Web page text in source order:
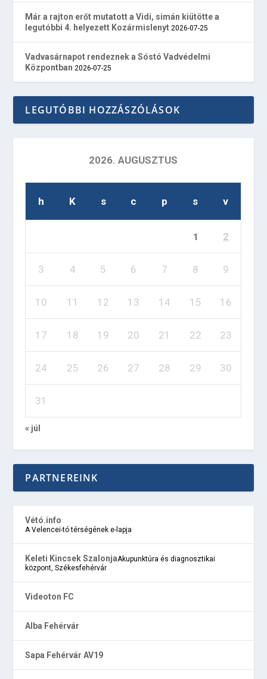
Már a rajton erőt mutatott a Vidi, simán kiütötte a
legutóbbi 4. helyezett Kozármislenyt 2026-07-25
Vadvasárnapot rendeznek a Sóstó Vadvédelmi
Központban 2026-07-25
LEGUTÓBBI HOZZÁSZÓLÁSOK
2026. AUGUSZTUS
h K s c p s v
1 2
3 4 5 6 7 8 9
10 11 12 13 14 15 16
17 18 19 20 21 22 23
24 25 26 27 28 29 30
31
« júl
PARTNEREINK
Vétó.info
A Velencei-tó térségének e-lapja
Keleti Kincsek SzalonjaAkupunktúra és diagnosztikai
központ, Székesfehérvár
Videoton FC
Alba Fehérvár
Sapa Fehérvár AV19